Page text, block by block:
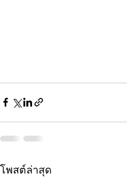
โพสต์ล่าสุด